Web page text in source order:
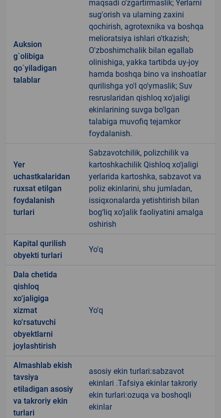
Auksion
g`olibiga
qo`yiladigan
talablar
maqsadi o'zgartirmaslik; Yerlarni
sug'orish va ularning zaxini
qochirish, agrotexnika va boshqa
melioratsiya ishlari o'tkazish;
O'zboshimchalik bilan egallab
olinishiga, yakka tartibda uy-joy
hamda boshqa bino va inshoatlar
qurilishga yo'l qo'ymaslik; Suv
resruslaridan qishloq xo'jaligi
ekinlarining suvga bo'lgan
talabiga muvofiq tejamkor
foydalanish.
Yer
uchastkalaridan
ruxsat etilgan
foydalanish
turlari
Sabzavotchilik, polizchilik va
kartoshkachilik Qishloq xo‘jaligi
yerlarida kartoshka, sabzavot va
poliz ekinlarini, shu jumladan,
issiqxonalarda yetishtirish bilan
bog‘liq xo‘jalik faoliyatini amalga
oshirish
Kapital qurilish
obyekti turlari
Yo'q
Dala chetida
qishloq
xo‘jaligiga
xizmat
ko‘rsatuvchi
obyektlarni
joylashtirish
Yo'q
Almashlab ekish
tavsiya
etiladigan asosiy
va takroriy ekin
turlari
asosiy ekin turlari:sabzavot
ekinlari .Tafsiya ekinlar takroriy
ekin turlari:ozuqa va boshoqli
ekinlar